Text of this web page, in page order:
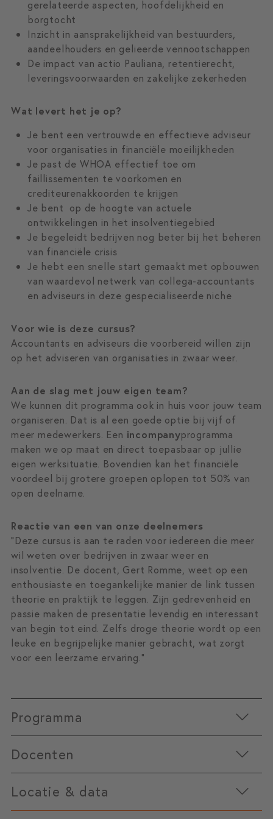
gerelateerde aspecten, hoofdelijkheid en
borgtocht
Inzicht in aansprakelijkheid van bestuurders,
aandeelhouders en gelieerde vennootschappen
De impact van actio Pauliana, retentierecht,
leveringsvoorwaarden en zakelijke zekerheden
Wat levert het je op?
Je bent een vertrouwde en effectieve adviseur
voor organisaties in financiële moeilijkheden
Je past de WHOA effectief toe om
faillissementen te voorkomen en
crediteurenakkoorden te krijgen
Je bent op de hoogte van actuele
ontwikkelingen in het insolventiegebied
Je begeleidt bedrijven nog beter bij het beheren
van financiële crisis
Je hebt een snelle start gemaakt met opbouwen
van waardevol netwerk van collega-accountants
en adviseurs in deze gespecialiseerde niche
Voor wie is deze cursus?
Accountants en adviseurs die voorbereid willen zijn
op het adviseren van organisaties in zwaar weer.
Aan de slag met jouw eigen team?
We kunnen dit programma ook in huis voor jouw team
organiseren. Dat is al een goede optie bij vijf of
meer medewerkers. Een incompanyprogramma
maken we op maat en direct toepasbaar op jullie
eigen werksituatie. Bovendien kan het financiële
voordeel bij grotere groepen oplopen tot 50% van
open deelname.
Reactie van een van onze deelnemers
“Deze cursus is aan te raden voor iedereen die meer
wil weten over bedrijven in zwaar weer en
insolventie. De docent, Gert Romme, weet op een
enthousiaste en toegankelijke manier de link tussen
theorie en praktijk te leggen. Zijn gedrevenheid en
passie maken de presentatie levendig en interessant
van begin tot eind. Zelfs droge theorie wordt op een
leuke en begrijpelijke manier gebracht, wat zorgt
voor een leerzame ervaring.”
Programma
Het programma begint om 13:30 met een korte
inleiding, gevolgd door een scenarioanalyse van
oorzaken van financiële problemen. Vervolgens
Docenten
Locatie & data